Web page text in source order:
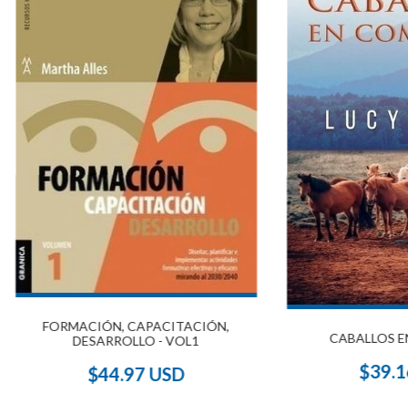
FORMACIÓN, CAPACITACIÓN,
DESARROLLO - VOL1
$44.97 USD
CABALLOS